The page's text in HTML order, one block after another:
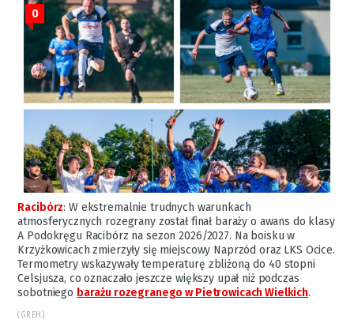
0
Racibórz:W ekstremalnie trudnych warunkach
atmosferycznych rozegrany został finał baraży o awans do klasy
A Podokręgu Racibórz na sezon 2026/2027. Na boisku w
Krzyżkowicach zmierzyły się miejscowy Naprzód oraz LKS Ocice.
Termometry wskazywały temperaturę zbliżoną do 40 stopni
Celsjusza, co oznaczało jeszcze większy upał niż podczas
sobotniego barażu rozegranego w Pietrowicach Wielkich.
(GREH)